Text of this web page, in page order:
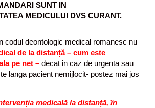
SUNT IN
MEDICULUI DVS CURANT.
codul deontologic medical romanesc nu
de la distanță – cum este
pe net – decat in caz de urgenta sau
langa pacient nemijlocit- postez mai jos
medicală la distanță, în